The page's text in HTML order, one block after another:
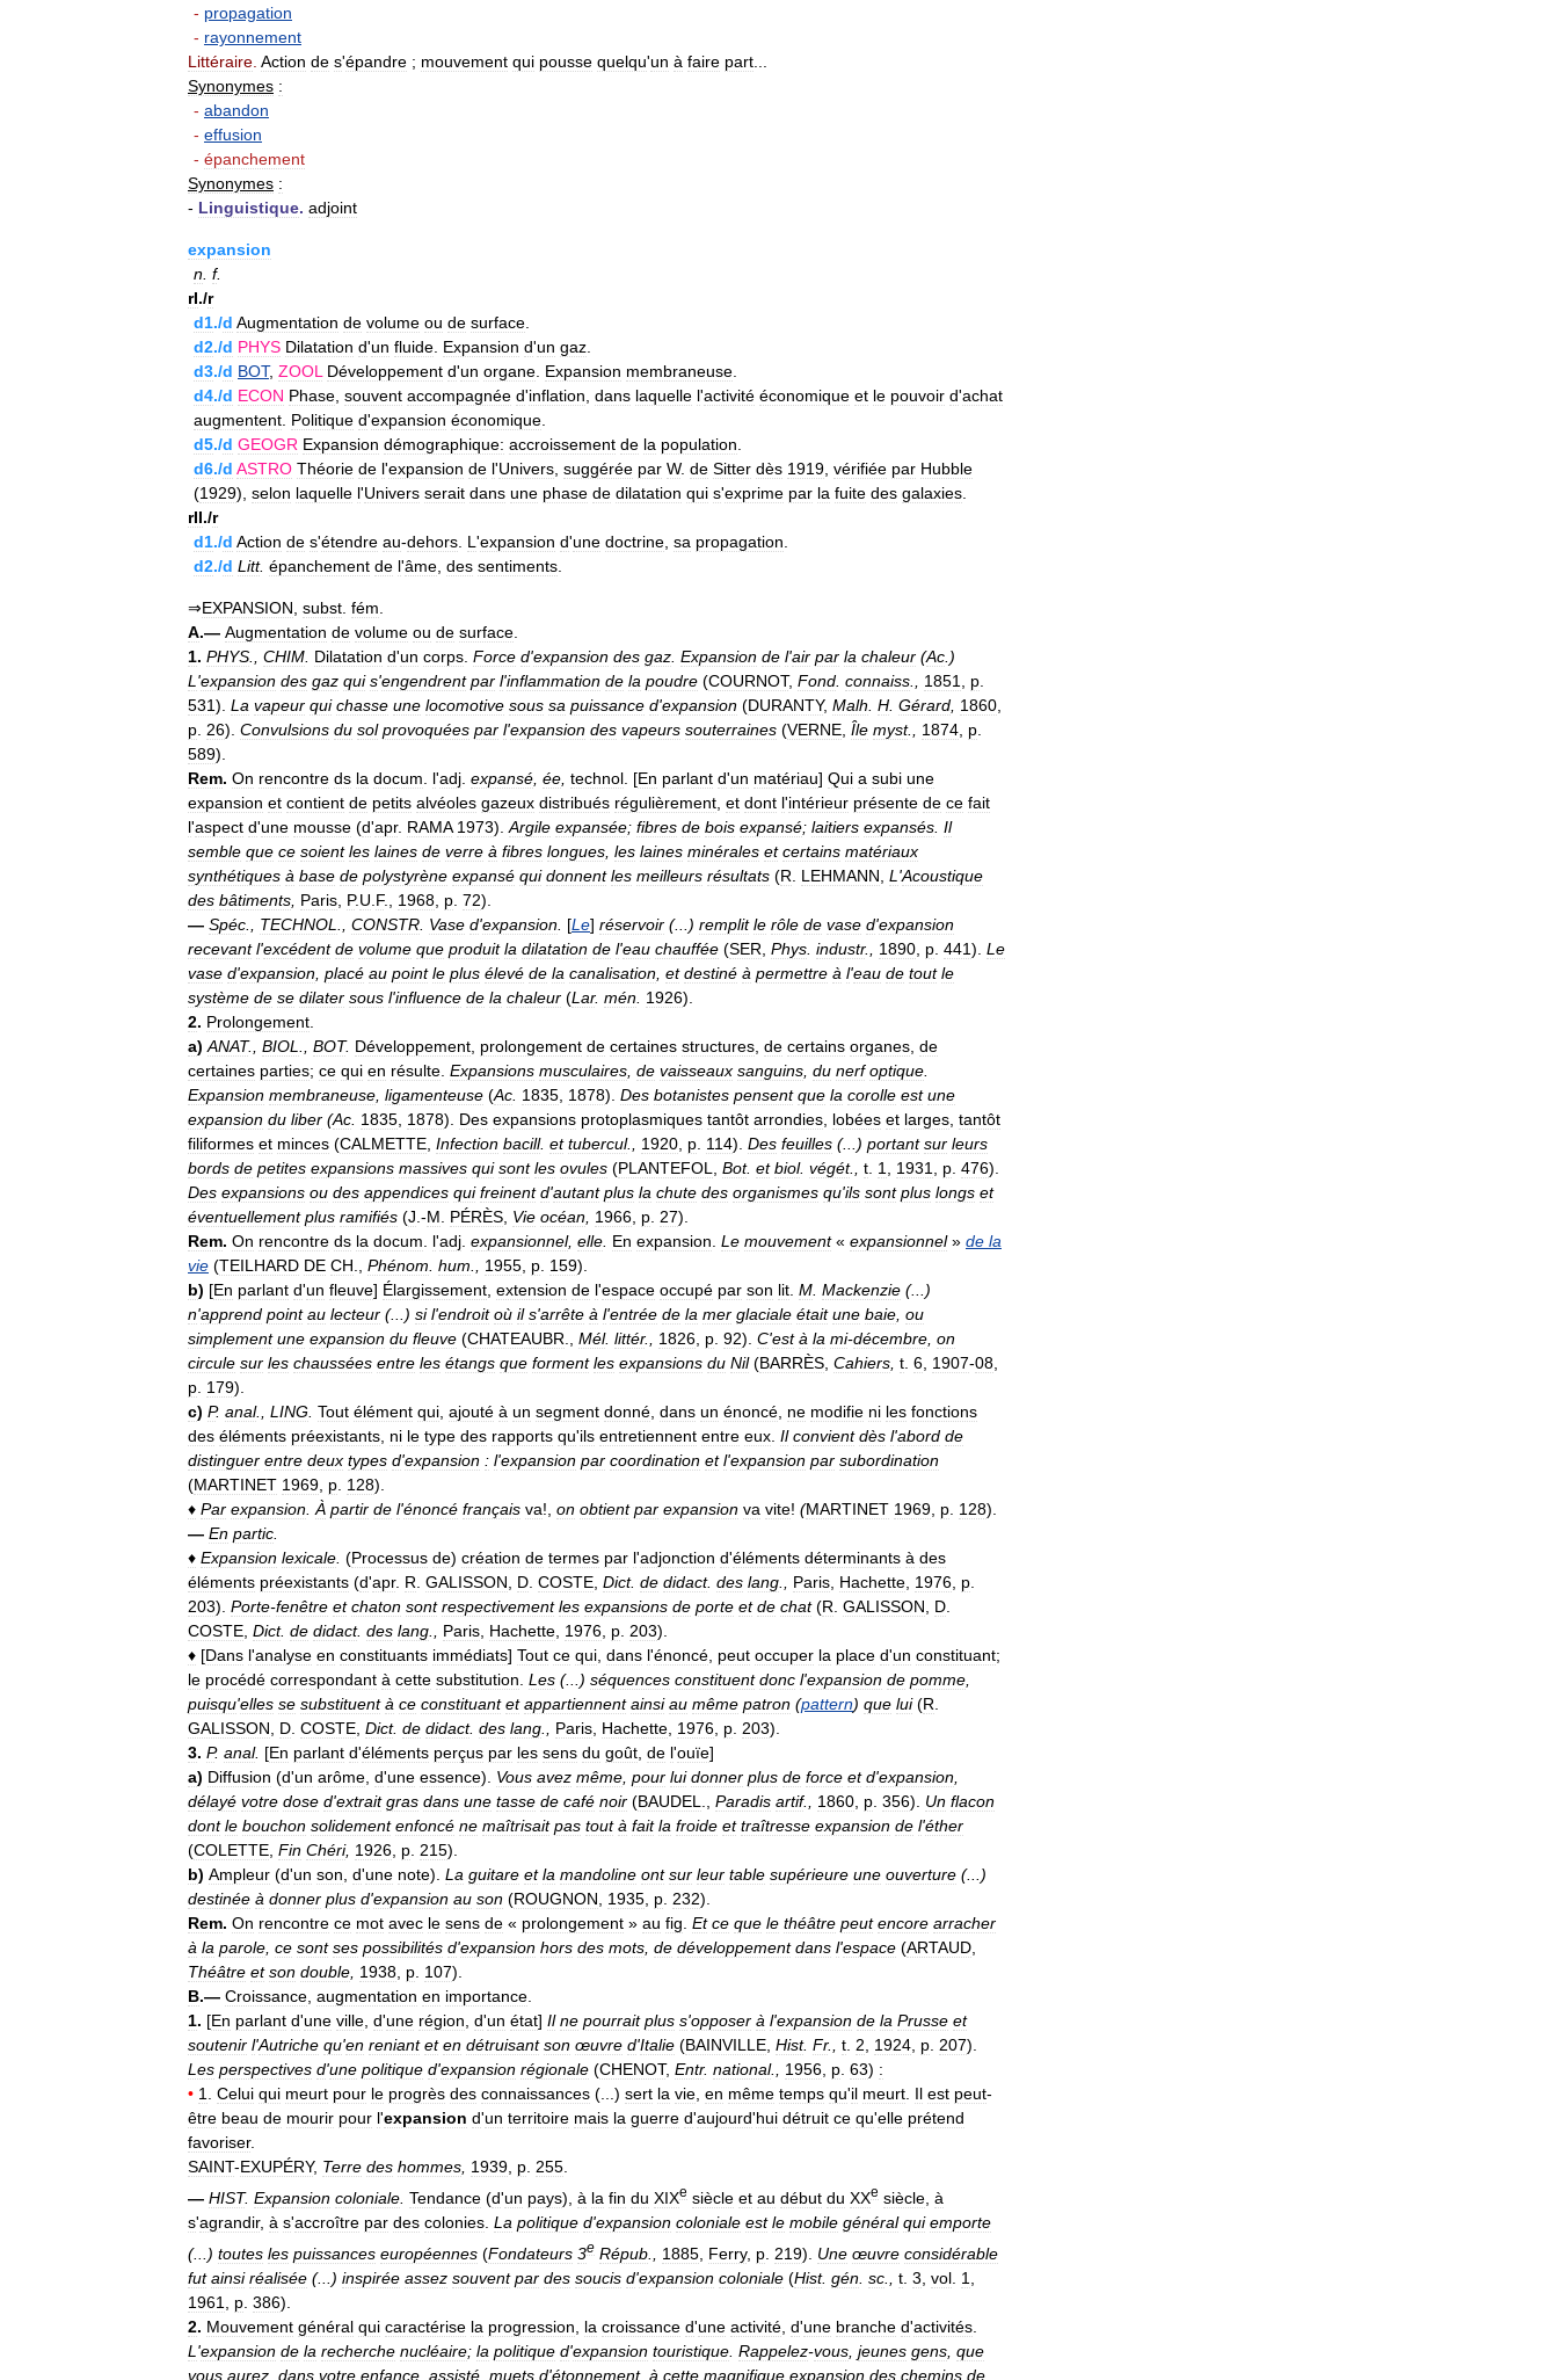
- propagation
- rayonnement
Littéraire. Action de s'épandre ; mouvement qui pousse quelqu'un à faire part...
Synonymes :
- abandon
- effusion
- épanchement
Synonymes :
- Linguistique. adjoint
expansion
n. f.
rI./r
d1./d Augmentation de volume ou de surface.
d2./d PHYS Dilatation d'un fluide. Expansion d'un gaz.
d3./d BOT, ZOOL Développement d'un organe. Expansion membraneuse.
d4./d ECON Phase, souvent accompagnée d'inflation, dans laquelle l'activité économique et le pouvoir d'achat
augmentent. Politique d'expansion économique.
d5./d GEOGR Expansion démographique: accroissement de la population.
d6./d ASTRO Théorie de l'expansion de l'Univers, suggérée par W. de Sitter dès 1919, vérifiée par Hubble
(1929), selon laquelle l'Univers serait dans une phase de dilatation qui s'exprime par la fuite des galaxies.
rII./r
d1./d Action de s'étendre au-dehors. L'expansion d'une doctrine, sa propagation.
d2./d Litt. épanchement de l'âme, des sentiments.
⇒EXPANSION, subst. fém.
A.— Augmentation de volume ou de surface.
1. PHYS., CHIM. Dilatation d'un corps. Force d'expansion des gaz. Expansion de l'air par la chaleur (Ac.)
L'expansion des gaz qui s'engendrent par l'inflammation de la poudre (COURNOT, Fond. connaiss., 1851, p.
531). La vapeur qui chasse une locomotive sous sa puissance d'expansion (DURANTY, Malh. H. Gérard, 1860,
p. 26). Convulsions du sol provoquées par l'expansion des vapeurs souterraines (VERNE, Île myst., 1874, p.
589).
Rem. On rencontre ds la docum. l'adj. expansé, ée, technol. [En parlant d'un matériau] Qui a subi une
expansion et contient de petits alvéoles gazeux distribués régulièrement, et dont l'intérieur présente de ce fait
l'aspect d'une mousse (d'apr. RAMA 1973).Argile expansée; fibres de bois expansé; laitiers expansés. Il
semble que ce soient les laines de verre à fibres longues, les laines minérales et certains matériaux
synthétiques à base de polystyrène expansé qui donnent les meilleurs résultats (R. LEHMANN, L'Acoustique
des bâtiments, Paris, P.U.F., 1968, p. 72).
— Spéc., TECHNOL., CONSTR. Vase d'expansion. [Le] réservoir (...) remplit le rôle de vase d'expansion
recevant l'excédent de volume que produit la dilatation de l'eau chauffée (SER, Phys. industr., 1890, p. 441). Le
vase d'expansion, placé au point le plus élevé de la canalisation, et destiné à permettre à l'eau de tout le
système de se dilater sous l'influence de la chaleur (Lar. mén. 1926).
2. Prolongement.
a)ANAT., BIOL., BOT. Développement, prolongement de certaines structures, de certains organes, de
certaines parties; ce qui en résulte. Expansions musculaires, de vaisseaux sanguins, du nerf optique.
Expansion membraneuse, ligamenteuse (Ac. 1835, 1878). Des botanistes pensent que la corolle est une
expansion du liber (Ac. 1835, 1878). Des expansions protoplasmiques tantôt arrondies, lobées et larges, tantôt
filiformes et minces (CALMETTE, Infection bacill. et tubercul., 1920, p. 114). Des feuilles (...) portant sur leurs
bords de petites expansions massives qui sont les ovules (PLANTEFOL, Bot. et biol. végét., t. 1, 1931, p. 476).
Des expansions ou des appendices qui freinent d'autant plus la chute des organismes qu'ils sont plus longs et
éventuellement plus ramifiés (J.-M. PÉRÈS, Vie océan, 1966, p. 27).
Rem. On rencontre ds la docum. l'adj. expansionnel, elle. En expansion. Le mouvement« expansionnel» de la
vie (TEILHARD DE CH., Phénom. hum., 1955, p. 159).
b) [En parlant d'un fleuve] Élargissement, extension de l'espace occupé par son lit. M. Mackenzie (...)
n'apprend point au lecteur (...) si l'endroit où il s'arrête à l'entrée de la mer glaciale était une baie, ou
simplement une expansion du fleuve (CHATEAUBR., Mél. littér., 1826, p. 92). C'est à la mi-décembre, on
circule sur les chaussées entre les étangs que forment les expansions du Nil(BARRÈS, Cahiers, t. 6, 1907-08,
p. 179).
c) P. anal., LING. Tout élément qui, ajouté à un segment donné, dans un énoncé, ne modifie ni les fonctions
des éléments préexistants, ni le type des rapports qu'ils entretiennent entre eux. Il convient dès l'abord de
distinguer entre deux types d'expansion : l'expansion par coordination et l'expansion par subordination
(MARTINET 1969, p. 128).
♦ Par expansion.À partir de l'énoncé français va!, on obtient par expansion va vite! (MARTINET 1969, p. 128).
— En partic.
♦ Expansion lexicale. (Processus de) création de termes par l'adjonction d'éléments déterminants à des
éléments préexistants (d'apr. R. GALISSON, D. COSTE, Dict. de didact. des lang., Paris, Hachette, 1976, p.
203). Porte-fenêtre et chaton sont respectivement les expansions de porte et de chat(R. GALISSON, D.
COSTE, Dict. de didact. des lang., Paris, Hachette, 1976, p. 203).
♦ [Dans l'analyse en constituants immédiats] Tout ce qui, dans l'énoncé, peut occuper la place d'un constituant;
le procédé correspondant à cette substitution. Les (...) séquences constituent donc l'expansion de pomme,
puisqu'elles se substituent à ce constituant et appartiennent ainsi au même patron (pattern) que lui(R.
GALISSON, D. COSTE, Dict. de didact. des lang., Paris, Hachette, 1976, p. 203).
3. P. anal. [En parlant d'éléments perçus par les sens du goût, de l'ouïe]
a) Diffusion (d'un arôme, d'une essence). Vous avez même, pour lui donner plus de force et d'expansion,
délayé votre dose d'extrait gras dans une tasse de café noir (BAUDEL., Paradis artif., 1860, p. 356). Un flacon
dont le bouchon solidement enfoncé ne maîtrisait pas tout à fait la froide et traîtresse expansion de l'éther
(COLETTE, Fin Chéri, 1926, p. 215).
b) Ampleur (d'un son, d'une note). La guitare et la mandoline ont sur leur table supérieure une ouverture (...)
destinée à donner plus d'expansion au son (ROUGNON, 1935, p. 232).
Rem. On rencontre ce mot avec le sens de « prolongement » au fig. Et ce que le théâtre peut encore arracher
à la parole, ce sont ses possibilités d'expansion hors des mots, de développement dans l'espace (ARTAUD,
Théâtre et son double, 1938, p. 107).
B.— Croissance, augmentation en importance.
1. [En parlant d'une ville, d'une région, d'un état] Il ne pourrait plus s'opposer à l'expansion de la Prusse et
soutenir l'Autriche qu'en reniant et en détruisant son œuvre d'Italie (BAINVILLE, Hist. Fr., t. 2, 1924, p. 207).
Les perspectives d'une politique d'expansion régionale (CHENOT, Entr. national., 1956, p. 63) :
• 1. Celui qui meurt pour le progrès des connaissances (...) sert la vie, en même temps qu'il meurt. Il est peut-
être beau de mourir pour l'expansion d'un territoire mais la guerre d'aujourd'hui détruit ce qu'elle prétend
favoriser.
SAINT-EXUPÉRY, Terre des hommes, 1939, p. 255.
— HIST. Expansion coloniale Tendance (d'un pays), à la fin du XIXe siècle et au début du XXe siècle à
s'agrandir, à s'accroître par des colonies La politique d'expansion coloniale est le mobile général qui emporte
(...) toutes les puissances européennes (Fondateurs 3e Répub 1885 Ferry, p 219). Une œuvre considérable
fut ainsi réalisée (...) inspirée assez souvent par des soucis d'expansion coloniale (Hist. gén sc t 3 vol 1
1961
p 386).
2. Mouvement général qui caractérise la progression la croissance d'une activité d'une branche d'activités
L 'expansion de la recherche nucléaire; la politique d'expansion touristique Rappelez-vous jeunes gens que
vous aurez dans votre enfance assisté muets d'étonnement, à cette magnifique expansion des chemins de